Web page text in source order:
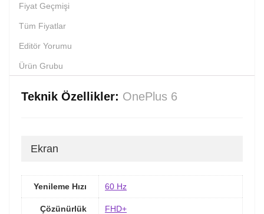
Fiyat Geçmişi
Tüm Fiyatlar
Editör Yorumu
Ürün Grubu
Teknik Özellikler: OnePlus 6
Ekran
Yenileme Hızı 60 Hz
Çözünürlük
FHD+